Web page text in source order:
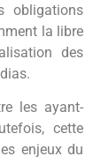
obligations
la libre
des
les ayant-
cette
enjeux du